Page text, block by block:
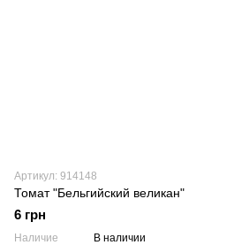
Артикул: 914148
Томат "Бельгийский великан"
6 грн
Наличие
В наличии